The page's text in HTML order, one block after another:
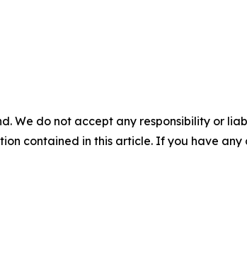
We do not accept any responsibility or
contained in this article. If you have any